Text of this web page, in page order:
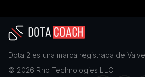
Dota 2 es una marca registrada de
© 2026 Rho Technologies LLC